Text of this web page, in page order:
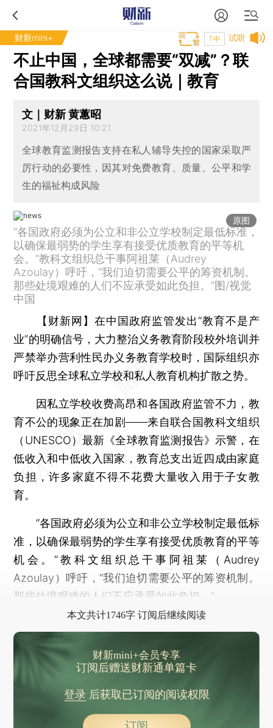
财新mini+ 试听
T中
不止中国，全球都需要“双减”？联
合国教科文组织这么说｜教育
文｜财新 黄蕙昭
2021年12月29日 10:21
全球教育监测报告支持在私人辅导失控的国家采取严
厉行动的必要性，因其对免费教育、质量、公平和学
生的福祉构成风险
原图
“各国政府必须为公立和非公立学校制定最低标准，
以确保最弱势的学生享有接受优质教育的平等机
会。”教科文组织总干事阿祖莱（Audrey
Azoulay）呼吁，“我们迫切需要公平的筹资机制。
那些处境艰难的人们不应承受如此负担。”图/视觉
中国
【财新网】 在中国政府监管发出“教育不是产
业”的明确信号，大力整治义务教育阶段校外培训并
严禁举办营利性民办义务教育学校时，国际组织亦
呼吁反思全球私立学校和私人教育机构扩散之势。
因私立学校收费高昂和各国政府监管不力，教
育不公的现象正在加剧——来自联合国教科文组织
（UNESCO）最新《全球教育监测报告》示警，在
低收入和中低收入国家，教育总支出近四成由家庭
负担，许多家庭不得不花费大量收入用于子女教
育。
“各国政府必须为公立和非公立学校制定最低标
准，以确保最弱势的学生享有接受优质教育的平等
机会。”教科文组织总干事阿祖莱（Audrey
Azoulay）呼吁，“我们迫切需要公平的筹资机制。
那些处境艰难的人们不应承受如此负担。”
本文共计1746字 订阅后继续阅读
财新mini+会员专享
订阅后赠送财新通单篇卡
登录后获取已订阅的阅读权限